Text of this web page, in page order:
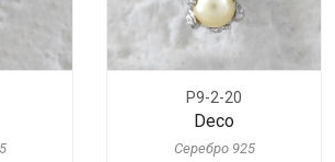
P9-2-20
Deco
Серебро 925